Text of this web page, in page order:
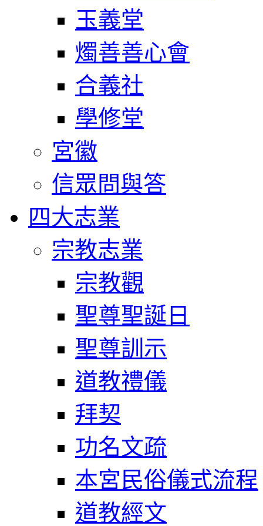
玉義堂
燭善善心會
合義社
學修堂
宮徽
信眾問與答
四大志業
宗教志業
宗教觀
聖尊聖誕日
聖尊訓示
道教禮儀
拜契
功名文疏
本宮民俗儀式流程
道教經文